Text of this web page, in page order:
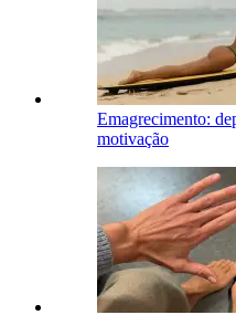
Emagrecimento:
motivação